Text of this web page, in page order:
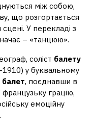
між собою,
що розгортається
У перекладі з
– «танцюю».
соліст балету
1910) у буквальному
балет, поєднавши в
французьку грацію,
емоційну